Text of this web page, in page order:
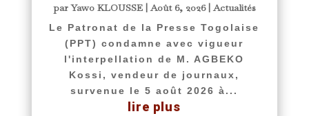
parYawo KLOUSSE| Août 6, 2026| Actualités
Le Patronat de la Presse Togolaise
(PPT) condamne avec vigueur
l'interpellation de M. AGBEKO
Kossi, vendeur de journaux,
survenue le 5 août 2026 à...
lire plus